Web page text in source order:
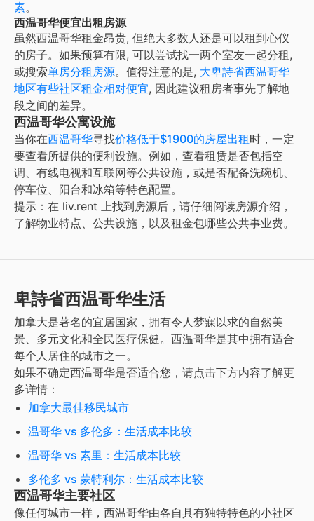
素。
西温哥华便宜出租房源
虽然西温哥华租金昂贵, 但绝大多数人还是可以租到心仪
的房子。如果预算有限, 可以尝试找一两个室友一起分租,
或搜索单房分租房源。值得注意的是, 大卑詩省西温哥华
地区有些社区租金相对便宜, 因此建议租房者事先了解地
段之间的差异。
西温哥华公寓设施
当你在西温哥华寻找价格低于$1900的房屋出租时，一定
要查看所提供的便利设施。例如，查看租赁是否包括空
调、有线电视和互联网等公共设施，或是否配备洗碗机、
停车位、阳台和冰箱等特色配置。
提示：在 liv.rent 上找到房源后，请仔细阅读房源介绍，
了解物业特点、公共设施，以及租金包哪些公共事业费。
卑詩省西温哥华生活
加拿大是著名的宜居国家，拥有令人梦寐以求的自然美
景、多元文化和全民医疗保健。 西温哥华是其中拥有适合
每个人居住的城市之一。
如果不确定西温哥华是否适合您，请点击下方内容了解更
多详情：
加拿大最佳移民城市
温哥华 vs 多伦多：生活成本比较
温哥华 vs 素里：生活成本比较
多伦多 vs 蒙特利尔：生活成本比较
西温哥华主要社区
像任何城市一样，西温哥华由各自具有独特特色的小社区